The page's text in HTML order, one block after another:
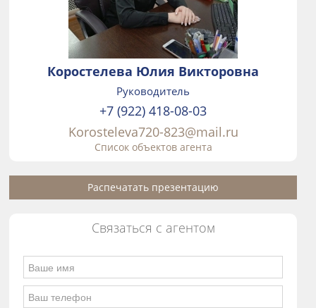
Коростелева Юлия Викторовна
Руководитель
+7 (922) 418-08-03
Korosteleva720-823@mail.ru
Список объектов агента
Распечатать презентацию
Связаться с агентом